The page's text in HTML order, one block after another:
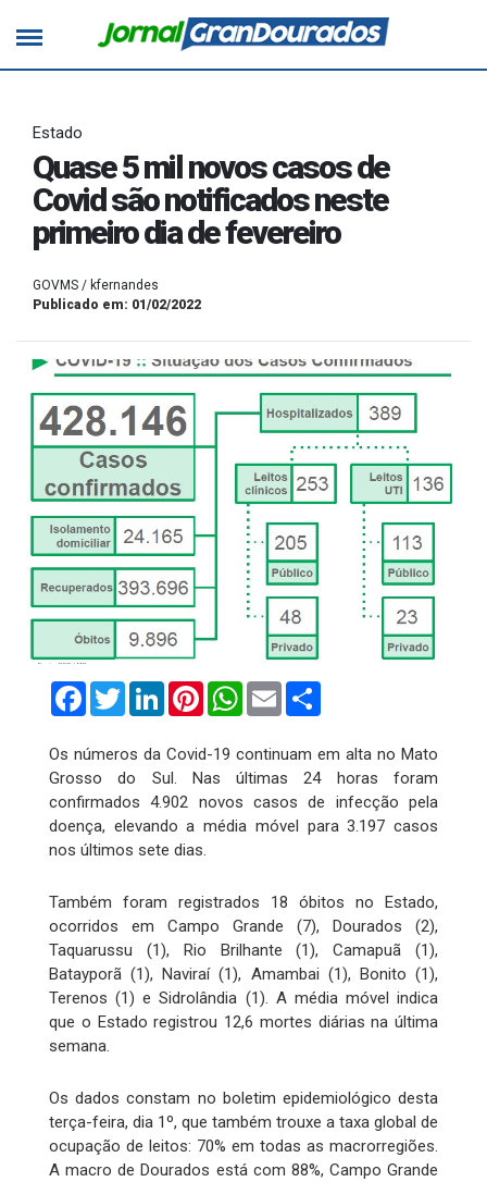
Estado
Quase 5 mil novos casos de
Covid são notificados neste
primeiro dia de fevereiro
GOVMS / kfernandes
Publicado em: 01/02/2022
FacebookTwitterLinkedInPinterestWhatsApp
Email
Os números da Covid-19 continuam em alta no Mato
Grosso do Sul. Nas últimas 24 horas foram
confirmados 4.902 novos casos de infecção pela
doença, elevando a média móvel para 3.197 casos
nos últimos sete dias.
Também foram registrados 18 óbitos no Estado,
ocorridos em Campo Grande (7), Dourados (2),
Taquarussu (1), Rio Brilhante (1), Camapuã (1),
Batayporã (1), Naviraí (1), Amambai (1), Bonito (1),
Terenos (1) e Sidrolândia (1). A média móvel indica
que o Estado registrou 12,6 mortes diárias na última
semana.
Os dados constam no boletim epidemiológico desta
terça-feira, dia 1º, que também trouxe a taxa global de
ocupação de leitos: 70% em todas as macrorregiões.
A macro de Dourados está com 88%, Campo Grande